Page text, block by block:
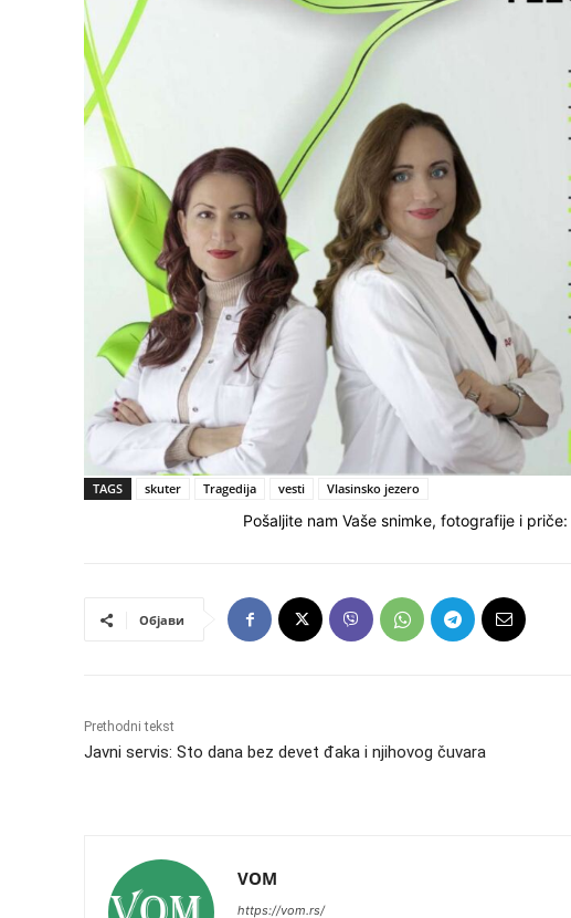
TAGS skuter Tragedija vesti Vlasinsko jezero
Pošaljite nam Vaše snimke, fotografije i priče:
Објави
Prethodni tekst
Javni servis: Sto dana bez devet đaka i njihovog čuvara
VOM
https://vom.rs/